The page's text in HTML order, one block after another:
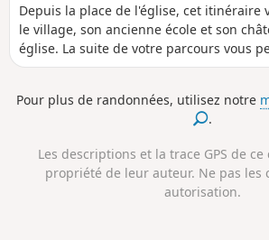
Depuis la place de l'église, cet itinéraire
le village, son ancienne école et son
église. La suite de votre parcours vous
contempler le pont de Coq, ouvrage
Ici passait le chasse-marée !
Pour plus de randonnées, utilisez notre
.
Les descriptions et la trace GPS de
propriété de leur auteur. Ne pas les
autorisation.